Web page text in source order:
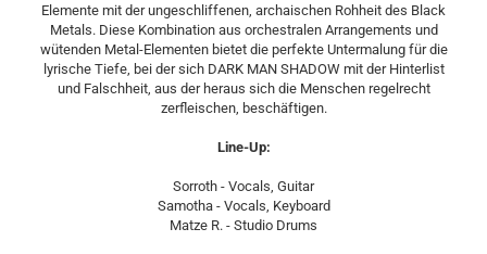
Elemente mit der ungeschliffenen, archaischen Rohheit des Black
Metals. Diese Kombination aus orchestralen Arrangements und
wütenden Metal-Elementen bietet die perfekte Untermalung für die
lyrische Tiefe, bei der sich DARK MAN SHADOW mit der Hinterlist
und Falschheit, aus der heraus sich die Menschen regelrecht
zerfleischen, beschäftigen.
Line-Up:
Sorroth - Vocals, Guitar
Samotha - Vocals, Keyboard
Matze R. - Studio Drums